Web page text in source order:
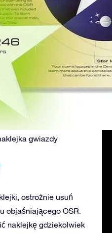
gwiazdy
ostrożnie usuń
objaśniającego OSR.
naklejkę gdziekolwiek